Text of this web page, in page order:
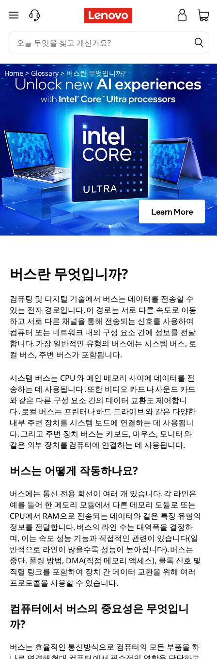
컴
에
서
스
의
중
요
성
무
엇
입
니
주요 콘텐츠로 건너뛰기
Home> Glossary> 버스란 무엇입니까?
Learn More
버스란 무엇입니까?
컴퓨팅 및 디지털 기술에서 버스는 데이터를 전송할 수
있는 전자 경로입니다. 이 경로는 서로 다른 속도로 이동
하고 서로 다른 채널을 통해 전송되는 신호를 사용하여
컴퓨터 또는 네트워크 내의 구성 요소 간에 정보를 전달
합니다. 가장 일반적인 유형의 버스에는 시스템 버스, 로
컬 버스, 주변 버스가 포함됩니다.
시스템 버스는 CPU 와 메인 메모리 사이에 데이터를 전
송하는 데 사용됩니다 . 또한 비디오 카드 나 사운드 카드
와 같은 다른 구성 요소 간의 데이터 교환도 제어합니
다 . 로컬 버스는 프린터나 하드 드라이브 와 같은 다양한
내부 주변 장치를 시스템 보드에 연결하는 데 사용됩니
다. 그리고 주변 장치 버스는 키보드, 마우스, 모니터 와
같은 외부 장치를 컴퓨터에 연결하는 데 사용됩니다.
버스는 어떻게 작동하나요?
버스에는 통신 전용 회선이 여러 개 있습니다. 각 라인은
예를 들어 한 메모리 모듈에서 다른 메모리 모듈로 또는
CPU에서 RAM으로 전송되는 데이터와 같은 특정 유형의
정보를 전달합니다. 버스의 라인 수는 대역폭을 결정하
며, 이는 속도 성능 기능과 직접적인 관련이 있습니다(일
반적으로 라인이 많을수록 성능이 높아집니다). 버스는
중단, 폴링 방법, DMA(직접 메모리 액세스), 클록 신호 및
직렬 링크를 포함하여 장치 간 데이터 교환을 위해 여러
프로토콜을 사용할 수 있습니다.
컴퓨터에서 버스의 중요성은 무엇입니
까?
버스는 효율적인 통신방식으로 컴퓨터의 모든 부품을 하